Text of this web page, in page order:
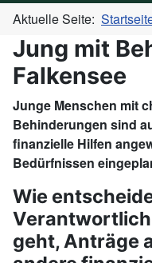
Aktuelle Seite:
Jung mit
Falkensee
Junge Menschen mit
Behinderungen sind
finanzielle Hilfen
Bedürfnissen
Wie
geht, Anträge